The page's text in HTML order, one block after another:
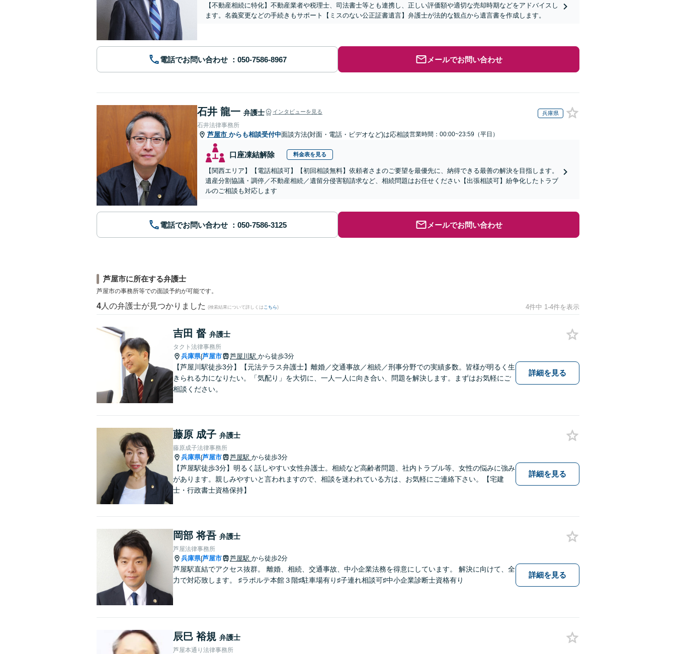
【不動産相続に特化】不動産業者や税理士、司法書士等とも連携し、正しい評価額や適切な売却時期などをアドバイスし
ます。名義変更などの手続きもサポート【ミスのない公正証書遺言】弁護士が法的な観点から遺言書を作成します。
電話でお問い合わせ メールでお問い合わせ
石井 龍一 弁護士 インタビューを見る 兵庫県
石井法律事務所
芦屋市 からも相談受付中面談方法(対面・電話・ビデオなど)は応相談営業時間：00:00~23:59（平日）
口座凍結解除 料金表を見る
【関西エリア】【電話相談可】【初回相談無料】依頼者さまのご要望を最優先に、納得できる最善の解決を目指します。
遺産分割協議・調停／不動産相続／遺留分侵害額請求など、相続問題はお任せください【出張相談可】紛争化したトラブ
ルのご相談も対応します
電話でお問い合わせ メールでお問い合わせ
芦屋市に所在する弁護士
芦屋市の事務所等での面談予約が可能です。
4 人の弁護士が見つかりました (検索結果について詳しくは こちら) 4件中 1-4件を表示
吉田 督 弁護士
タクト法律事務所
兵庫県|芦屋市 芦屋川駅 から徒歩3分
【芦屋川駅徒歩3分】【元法テラス弁護士】離婚／交通事故／相続／刑事分野での実績多数。皆様が明るく生
きられる力になりたい。「気配り」を大切に、一人一人に向き合い、問題を解決します。まずはお気軽にご
相談ください。
詳細を見る
藤原 成子 弁護士
藤原成子法律事務所
兵庫県|芦屋市 芦屋駅 から徒歩3分
【芦屋駅徒歩3分】明るく話しやすい女性弁護士。相続など高齢者問題、社内トラブル等、女性の悩みに強み
があります。親しみやすいと言われますので、相談を迷われている方は、お気軽にご連絡下さい。【宅建
士・行政書士資格保持】
詳細を見る
岡部 将吾 弁護士
芦屋法律事務所
兵庫県|芦屋市 芦屋駅 から徒歩2分
芦屋駅直結でアクセス抜群。 離婚、相続、交通事故、中小企業法務を得意にしています。 解決に向けて、全
力で対応致します。 ♯ラポルテ本館３階♯駐車場有り♯子連れ相談可♯中小企業診断士資格有り
詳細を見る
辰巳 裕規 弁護士
芦屋本通り法律事務所